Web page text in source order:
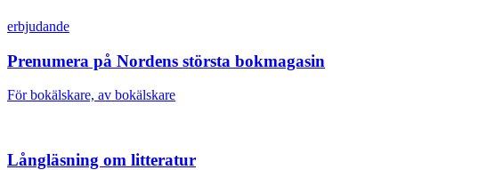
erbjudande
Prenumera på Nordens största bokmagasin
För bokälskare, av bokälskare
Långläsning om litteratur